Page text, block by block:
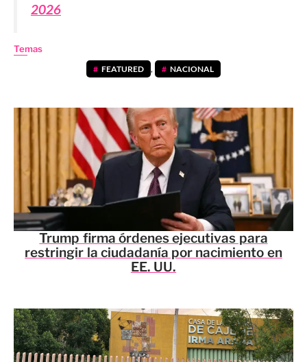
2026
Temas
FEATURED , NACIONAL
Trump firma órdenes ejecutivas para
restringir la ciudadanía por nacimiento en
EE. UU.